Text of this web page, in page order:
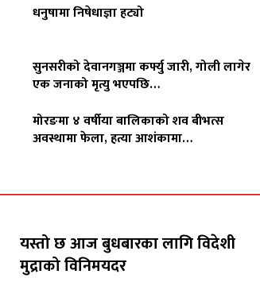
धनुषामा निषेधाज्ञा हट्यो
सुनसरीको देवानगञ्जमा कर्फ्यु जारी, गोली लागेर
एक जनाको मृत्यु भएपछि…
मोरङमा ४ वर्षीया बालिकाको शव बीभत्स
अवस्थामा फेला, हत्या आशंकामा…
यस्तो छ आज बुधबारका लागि विदेशी
मुद्राको विनिमयदर